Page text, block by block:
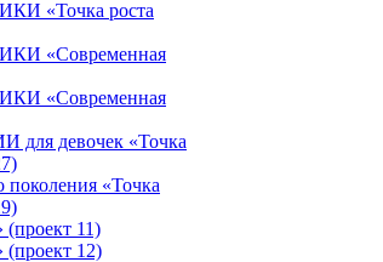
«Точка роста
«Современная
«Современная
девочек «Точка
«Точка
(проект 11)
(проект 12)